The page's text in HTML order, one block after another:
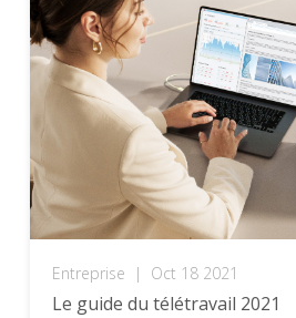
Entreprise | Oct 18 2021
Le guide du télétravail 2021